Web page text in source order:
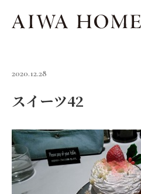
2020.12.28
スイーツ42